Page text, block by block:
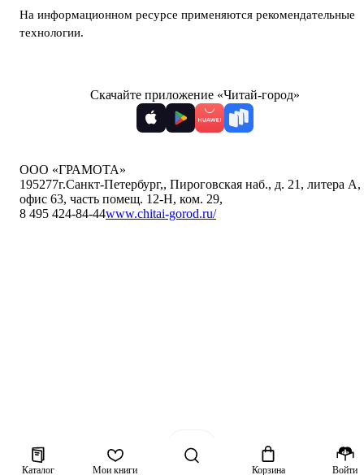
Каталог Мои книги Корзина Войти
На информационном ресурсе применяются рекомендательные
технологии.
Скачайте приложение «Читай-город»
ООО «ГРАМОТА»
195277г.Санкт-Петербург,, Пироговская наб., д. 21, литера А,
офис 63, часть помещ. 12-Н, ком. 29,
8 495 424-84-44www.chitai-gorod.ru/